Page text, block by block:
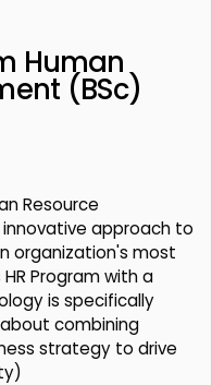
Human
(BSc)
Resource
approach to
organization's most
Program with a
is specifically
combining
strategy to drive